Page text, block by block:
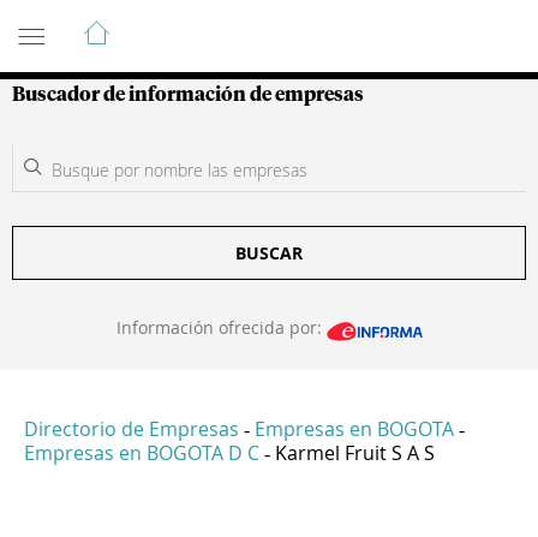
Guía de Empresas Colombianas
Buscador de información de empresas
BUSCAR
Información ofrecida por:
Directorio de Empresas - Empresas en BOGOTA -
Empresas en BOGOTA D C - Karmel Fruit S A S